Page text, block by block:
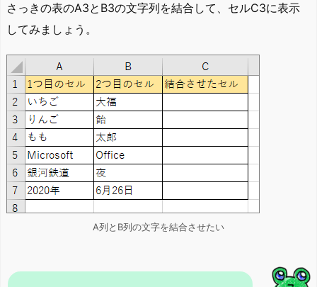
さっきの表のA3とB3の文字列を結合して、セルC3に表示
してみましょう。
A列とB列の文字を結合させたい